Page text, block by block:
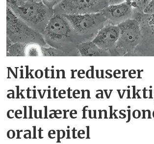
Nikotin reduserer
aktiviteten av
cellulære
oralt epitel